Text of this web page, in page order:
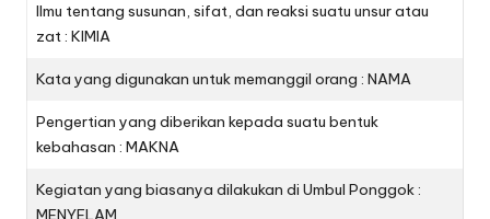
Ilmu tentang susunan, sifat, dan reaksi suatu unsur atau
zat : KIMIA
Kata yang digunakan untuk memanggil orang : NAMA
Pengertian yang diberikan kepada suatu bentuk
kebahasan : MAKNA
Kegiatan yang biasanya dilakukan di Umbul Ponggok :
MENYELAM